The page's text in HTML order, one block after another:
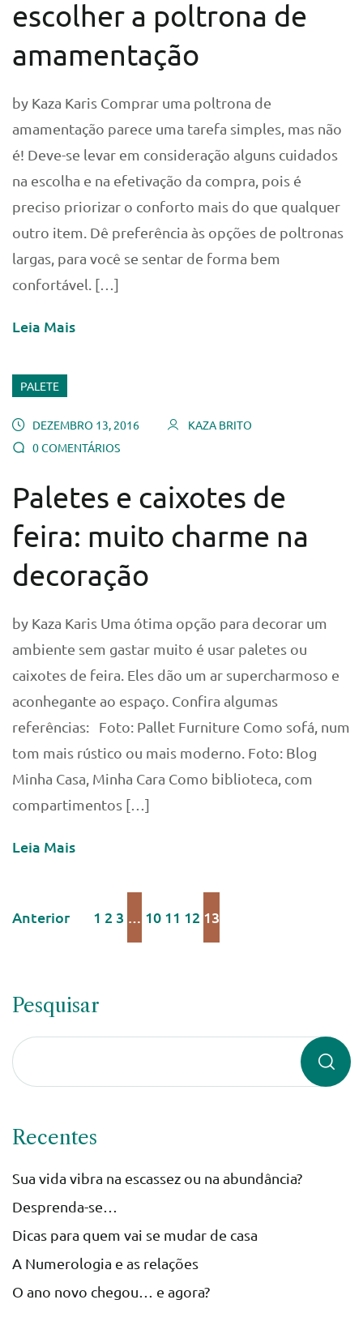
escolher a poltrona de
amamentação
by Kaza Karis Comprar uma poltrona de
amamentação parece uma tarefa simples, mas não
é! Deve-se levar em consideração alguns cuidados
na escolha e na efetivação da compra, pois é
preciso priorizar o conforto mais do que qualquer
outro item. Dê preferência às opções de poltronas
largas, para você se sentar de forma bem
confortável. […]
Leia Mais
PALETE
DEZEMBRO 13, 2016
KAZA BRITO
0 COMENTÁRIOS
Paletes e caixotes de
feira: muito charme na
decoração
by Kaza Karis Uma ótima opção para decorar um
ambiente sem gastar muito é usar paletes ou
caixotes de feira. Eles dão um ar supercharmoso e
aconhegante ao espaço. Confira algumas
referências: Foto: Pallet Furniture Como sofá, num
tom mais rústico ou mais moderno. Foto: Blog
Minha Casa, Minha Cara Como biblioteca, com
compartimentos […]
Leia Mais
Anterior 1 2 3 … 10 11 12 13
Pesquisar
Recentes
Sua vida vibra na escassez ou na abundância?
Desprenda-se…
Dicas para quem vai se mudar de casa
A Numerologia e as relações
O ano novo chegou… e agora?